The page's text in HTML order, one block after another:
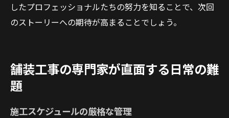
したプロフェッショナルたちの努力を知ることで、次回
のストーリーへの期待が高まることでしょう。
舗装工事の専門家が直面する日常の難
題
施工スケジュールの厳格な管理